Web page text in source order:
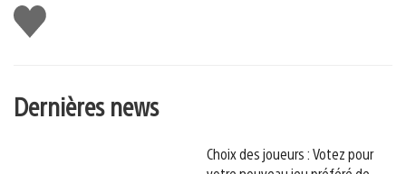
J'aime
Dernières news
Choix des joueurs : Votez pour